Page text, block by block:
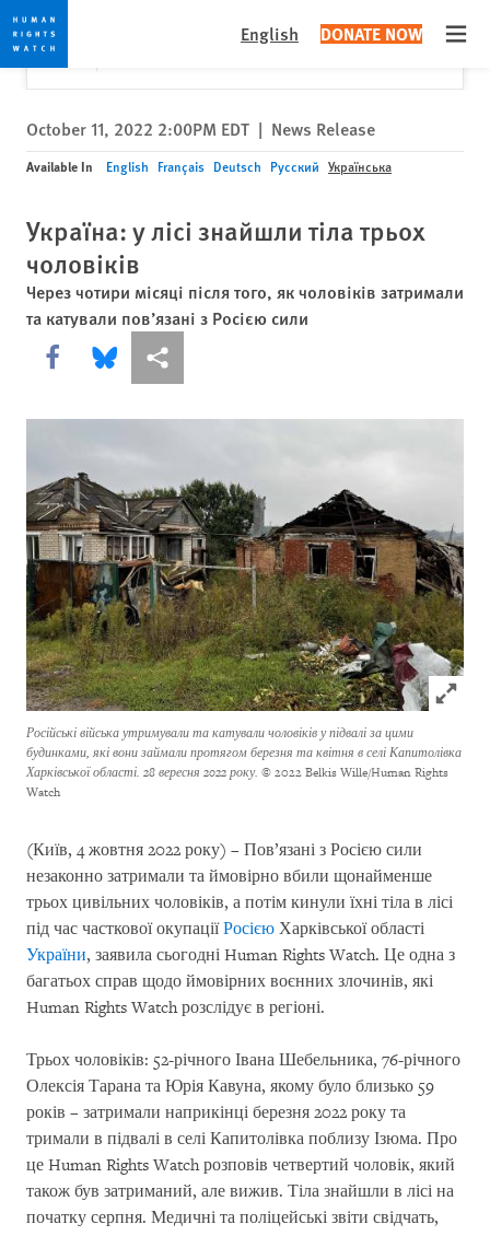
Skip
to
cookie
privacy
notice
Skip
to
main
content
English DONATE NOW
Would you like to read this page in English?
Yes
✕
October 11, 2022 2:00PM EDT | News Release
Available In English Français Deutsch Русский Українська
Україна: у лісі знайшли тіла трьох
чоловіків
Через чотири місяці після того, як чоловіків затримали
та катували пов’язані з Росією сили
Share this via Facebook
Share this via Bluesky
Share this via Поділитися
Click to
Російські війська утримували та катували чоловіків у підвалі за цими
будинками, які вони займали протягом березня та квітня в селі Капитолівка
Харківської області. 28 вересня 2022 року. © 2022 Belkis Wille/Human Rights
Watch
(Київ, 4 жовтня 2022 року) – Пов’язані з Росією сили
незаконно затримали та ймовірно вбили щонайменше
трьох цивільних чоловіків, а потім кинули їхні тіла в лісі
під час часткової окупаціїРосією Харківської області
України, заявила сьогодні Human Rights Watch. Це одна з
багатьох справ щодо ймовірних воєнних злочинів, які
Human Rights Watch розслідує в регіоні.
Трьох чоловіків: 52-річного Івана Шебельника, 76-річного
Олексія Тарана та Юрія Кавуна, якому було близько 59
років – затримали наприкінці березня 2022 року та
тримали в підвалі в селі Капитолівка поблизу Ізюма. Про
це Human Rights Watch розповів четвертий чоловік, який
також був затриманий, але вижив. Тіла знайшли в лісі на
початку серпня. Медичні та поліцейські звіти свідчать,